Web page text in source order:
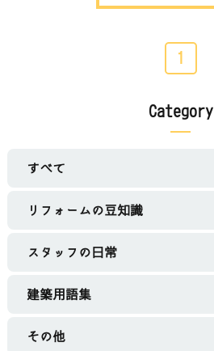
1
Category
すべて
リフォームの豆知識
スタッフの日常
建築用語集
その他